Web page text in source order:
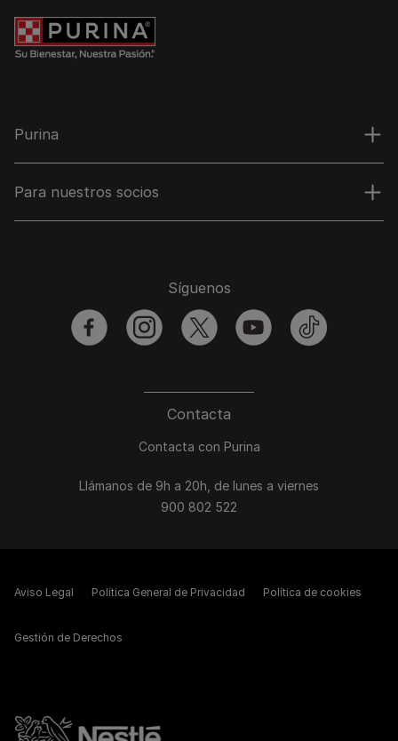
Purina
Para nuestros socios
Contacta
Contacta con Purina
Llámanos de 9h a 20h, de lunes a viernes
900 802 522
Síguenos
facebookinstagramtwitter youtubetiktok
Aviso Legal Política General de Privacidad Política de cookies
Gestión de Derechos